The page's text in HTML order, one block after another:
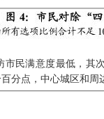
民满意度最低，其
分点，中心城区和周